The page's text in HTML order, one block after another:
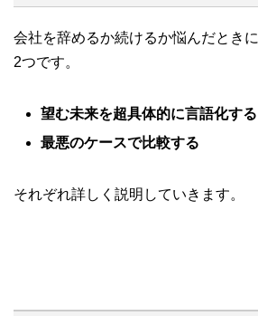
会社を辞めるか続けるか悩んだときに
2つです。
望む未来を超具体的に言語化する
最悪のケースで比較する
それぞれ詳しく説明していきます。